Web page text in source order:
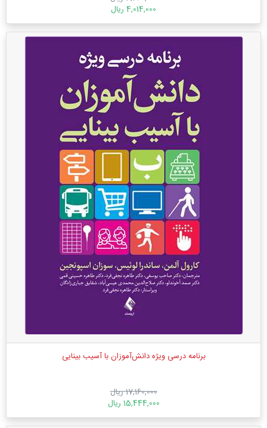
4,014,000 ریال
برنامه درسی ویژه دانش‌آموزان با آسیب بینایی
17,160,000 ریال
15,444,000 ریال